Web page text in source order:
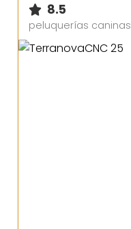
8.5
peluquerías caninas